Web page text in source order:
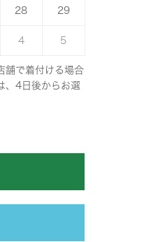
28 29
4 5
舗で着付ける場合
、4日後からお選